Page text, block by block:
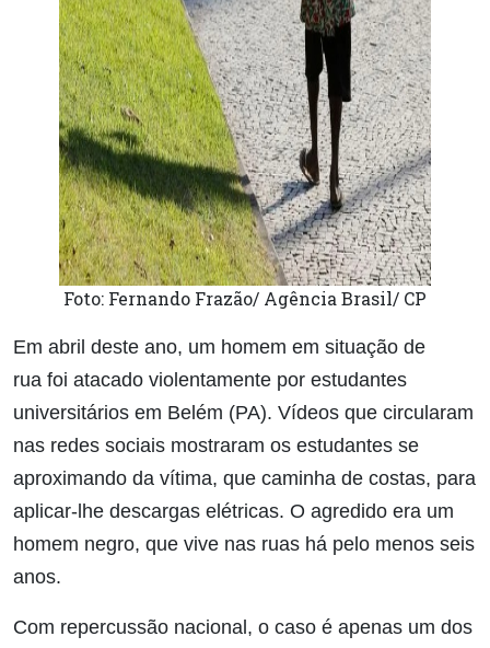
Foto: Fernando Frazão/ Agência Brasil/ CP
Em abril deste ano, um homem em situação de
rua foi atacado violentamente por estudantes
universitários em Belém (PA). Vídeos que circularam
nas redes sociais mostraram os estudantes se
aproximando da vítima, que caminha de costas, para
aplicar-lhe descargas elétricas. O agredido era um
homem negro, que vive nas ruas há pelo menos seis
anos.
Com repercussão nacional, o caso é apenas um dos